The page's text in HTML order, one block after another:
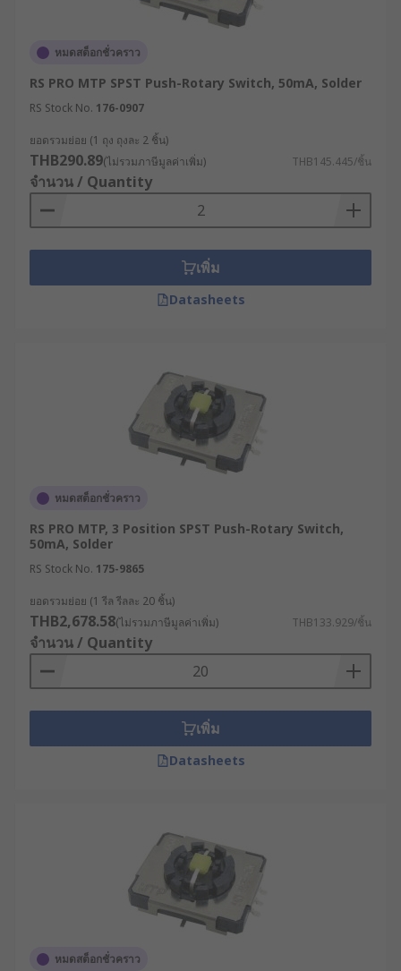
หมดสต็อกชั่วคราว
RS PRO MTP SPST Push-Rotary Switch, 50mA, Solder
RS Stock No. 176-0907
ยอดรวมย่อย (1 ถุง ถุงละ 2 ชิ้น)
THB290.89(ไม่รวมภาษีมูลค่าเพิ่ม) THB145.445/ชิ้น
จำนวน / Quantity
เพิ่ม
Datasheets
หมดสต็อกชั่วคราว
RS PRO MTP, 3 Position SPST Push-Rotary Switch,
50mA, Solder
RS Stock No. 175-9865
ยอดรวมย่อย (1 รีล รีลละ 20 ชิ้น)
THB2,678.58(ไม่รวมภาษีมูลค่าเพิ่ม) THB133.929/ชิ้น
จำนวน / Quantity
เพิ่ม
Datasheets
หมดสต็อกชั่วคราว